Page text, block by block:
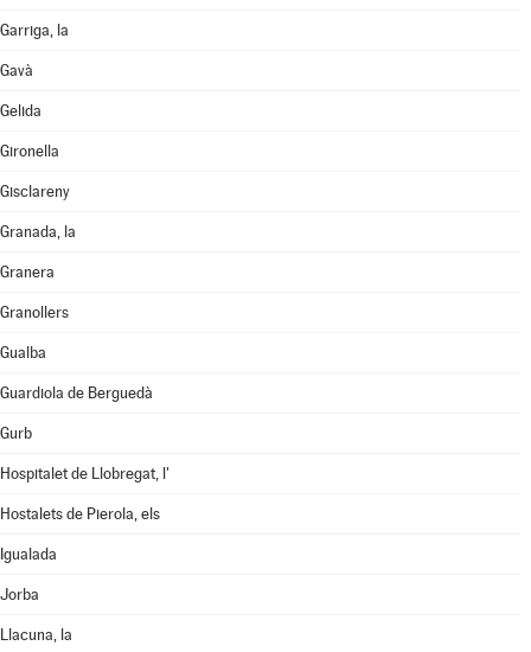
Garriga, la
Gavà
Gelida
Gironella
Gisclareny
Granada, la
Granera
Granollers
Gualba
Guardiola de Berguedà
Gurb
Hospitalet de Llobregat, l'
Hostalets de Pierola, els
Igualada
Jorba
Llacuna, la